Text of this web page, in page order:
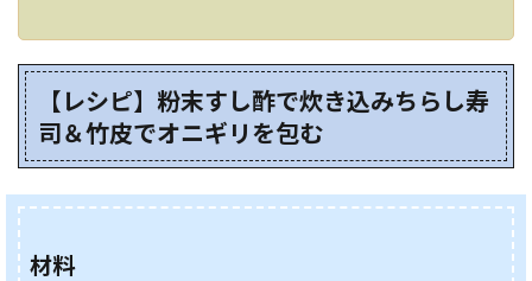
【レシピ】粉末すし酢で炊き込みちらし寿
司＆竹皮でオニギリを包む
材料